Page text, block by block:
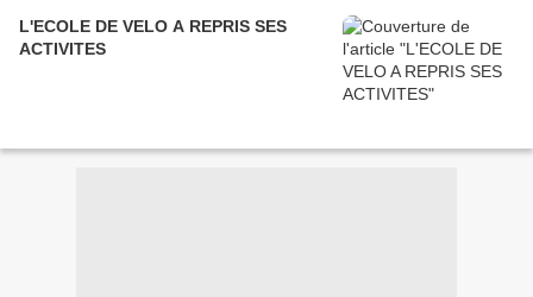
L'ECOLE DE VELO A REPRIS SES
ACTIVITES